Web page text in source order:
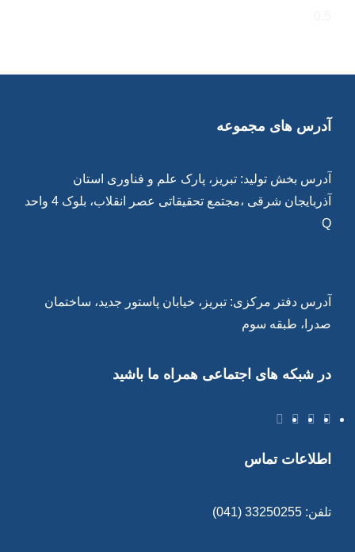
آدرس های مجموعه
آدرس بخش تولید: تبریز، پارک علم و فناوری استان
آذربایجان شرقی ،مجتمع تحقیقاتی عصر انقلاب، بلوک 4 واحد
Q
آدرس دفتر مرکزی: تبریز، خیابان پاستور جدید، ساختمان
صدرا، طبقه سوم
در شبکه های اجتماعی همراه ما باشید
اطلاعات تماس
تلفن: 33250255 (041)